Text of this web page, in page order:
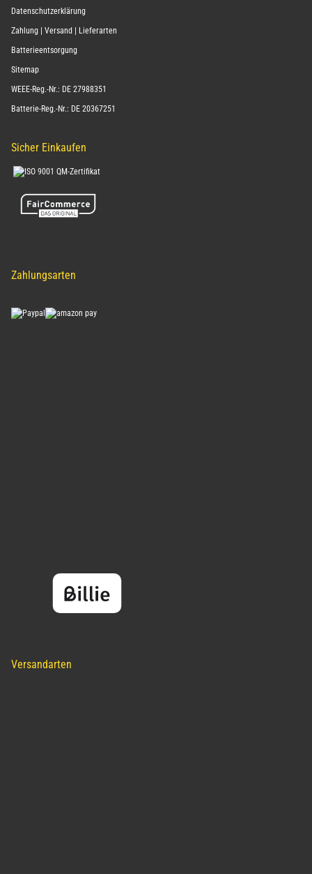
Datenschutzerklärung
Zahlung | Versand | Lieferarten
Batterieentsorgung
Sitemap
WEEE-Reg.-Nr.: DE 27988351
Batterie-Reg.-Nr.: DE 20367251
Sicher Einkaufen
Zahlungsarten
Versandarten